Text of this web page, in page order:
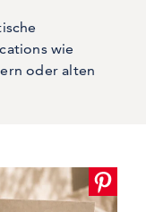
wie
oder alten